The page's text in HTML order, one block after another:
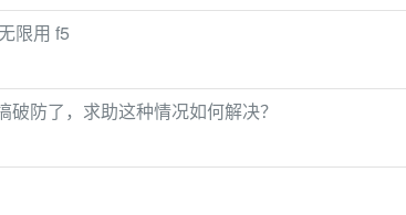
限用 f5
防了，求助这种情况如何解决？